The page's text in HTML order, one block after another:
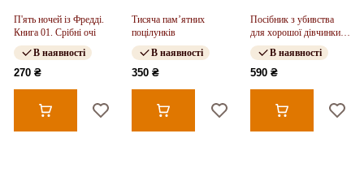
П'ять ночей із Фредді.
Книга 01. Срібні очі
В наявності
270 ₴
Тисяча пам’ятних
поцілунків
В наявності
350 ₴
Посібник з убивства
для хорошої дівчинки.
Книга 01
В наявності
590 ₴